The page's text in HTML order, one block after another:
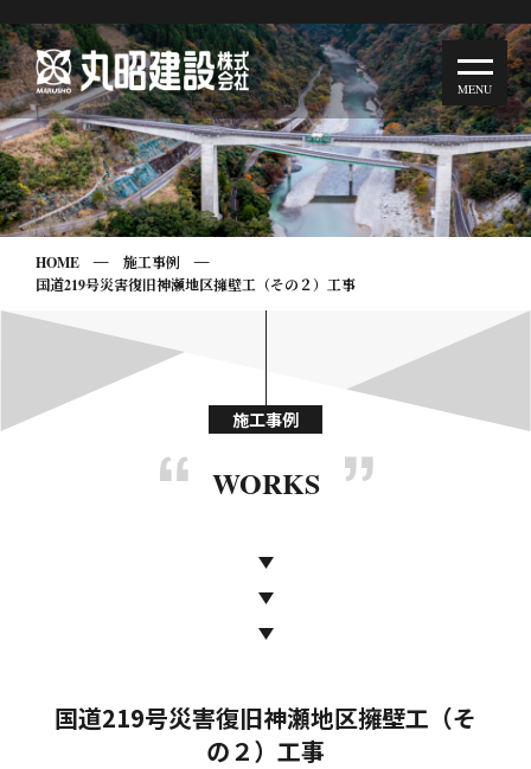
HOME
施工事例
国道219号災害復旧神瀬地区擁壁工（その２）工事
施工事例
WORKS
国道219号災害復旧神瀬地区擁壁工（そ
の２）工事